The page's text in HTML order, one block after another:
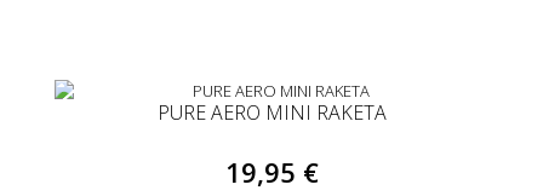
PURE AERO MINI RAKETA
19,95 €